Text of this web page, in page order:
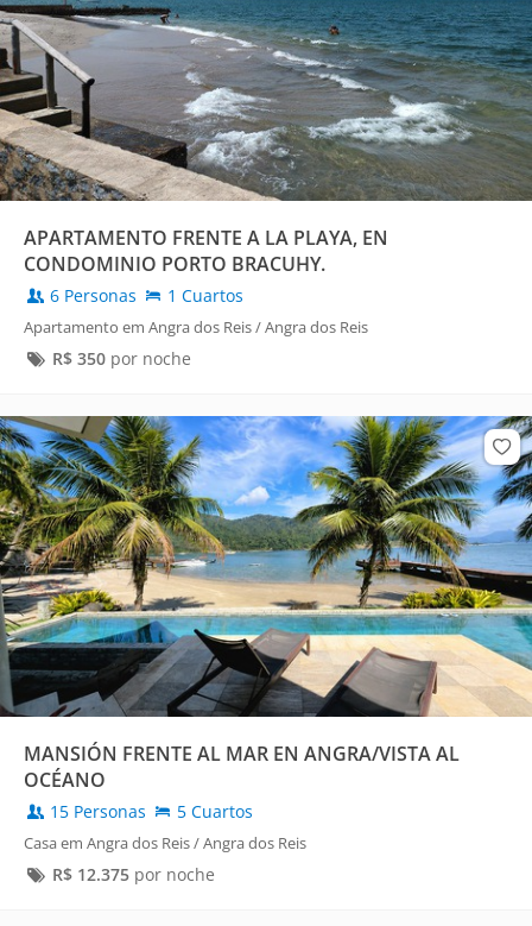
APARTAMENTO FRENTE A LA PLAYA, EN
CONDOMINIO PORTO BRACUHY.
6 Personas 1 Cuartos
Apartamento em Angra dos Reis / Angra dos Reis
R$ 350por noche
MANSIÓN FRENTE AL MAR EN ANGRA/VISTA AL
OCÉANO
15 Personas 5 Cuartos
Casa em Angra dos Reis / Angra dos Reis
R$ 12.375por noche